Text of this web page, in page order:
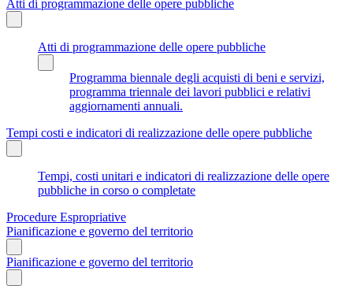
Atti di programmazione delle opere pubbliche
Atti di programmazione delle opere pubbliche
Programma biennale degli acquisti di beni e servizi,
programma triennale dei lavori pubblici e relativi
aggiornamenti annuali.
Tempi costi e indicatori di realizzazione delle opere pubbliche
Tempi, costi unitari e indicatori di realizzazione delle opere
pubbliche in corso o completate
Procedure Espropriative
Pianificazione e governo del territorio
Pianificazione e governo del territorio